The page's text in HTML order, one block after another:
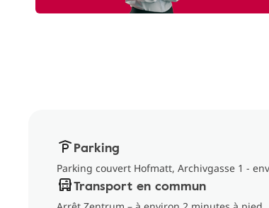
Parking
Parking couvert Hofmatt, Archivgasse 1 -
Transport en commun